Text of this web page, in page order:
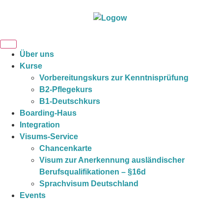
Über uns
Kurse
Vorbereitungskurs zur Kenntnisprüfung
B2-Pflegekurs
B1-Deutschkurs
Boarding-Haus
Integration
Visums-Service
Chancenkarte
Visum zur Anerkennung ausländischer
Berufsqualifikationen – §16d
Sprachvisum Deutschland
Events